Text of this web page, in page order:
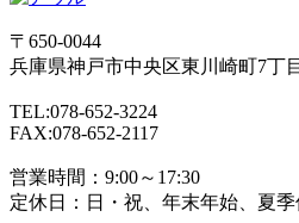
〒650-0044
兵庫県神戸市中央区東川崎町7丁
TEL:078-652-3224
FAX:078-652-2117
営業時間：9:00～17:30
定休日：日・祝、年末年始、夏季